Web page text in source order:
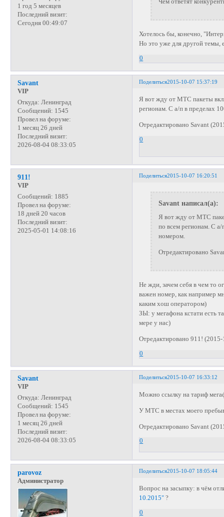
1 год 5 месяцев
Последний визит:
Сегодня 00:49:07
Хотелось бы, конечно,
Но это уже для другой темы,
0
Поделиться2015-10-07 15:37:19
Savant
VIP
Откуда: Ленинград
Сообщений: 1545
Провел на форуме:
1 месяц 26 дней
Последний визит:
2026-08-04 08:33:05
Я вот жду от МТС пакеты
регионам. С а/п в пределах
Отредактировано Savant
0
Поделиться2015-10-07 16:20:51
911!
VIP
Сообщений: 1885
Провел на форуме:
18 дней 20 часов
Последний визит:
2025-05-01 14:08:16
Savant написал(а):
Я вот жду от МТС
по всем регионам. С
номером.
Отредактировано
Не жди, зачем себя в чем то
важен номер, как например
каким хош оператором)
ЗЫ: у мегафона кстати есть
мере у нас)
Отредактировано 911!
0
Поделиться2015-10-07 16:33:12
Savant
VIP
Откуда: Ленинград
Сообщений: 1545
Провел на форуме:
1 месяц 26 дней
Последний визит:
2026-08-04 08:33:05
Можно ссылку на тариф
У МТС в местах моего
Отредактировано Savant
0
Поделиться2015-10-07 18:05:44
parovoz
Администратор
Вопрос на засыпку: в чём
10.2015" ?
0